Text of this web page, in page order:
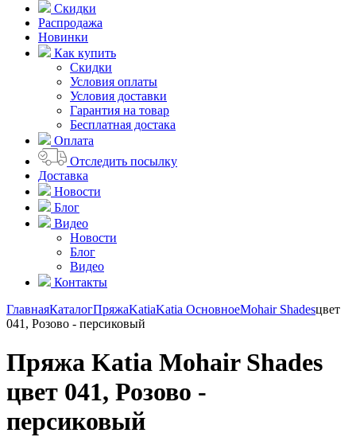
Скидки
Распродажа
Новинки
Как купить
Скидки
Условия оплаты
Условия доставки
Гарантия на товар
Бесплатная достака
Оплата
Отследить посылку
Доставка
Новости
Блог
Видео
Новости
Блог
Видео
Контакты
ГлавнаяКаталогПряжаKatiaKatia ОсновноеMohair Shadesцвет
041, Розово - персиковый
Пряжа Katia Mohair Shades
цвет 041, Розово -
персиковый